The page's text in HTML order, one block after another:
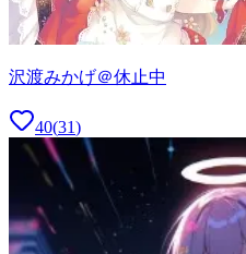
沢渡みかげ＠休止中
40(31)